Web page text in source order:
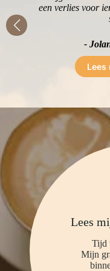
een verlies voor
-
Lees
Lees
Tijd
Mijn